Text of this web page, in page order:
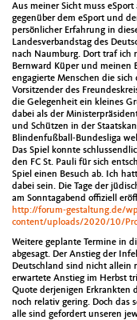
Aus meiner Sicht muss
gegenüber dem eSport und
persönlicher Erfahrung in
Landesverbandstag des
nach Naumburg. Dort traf ich
Bernward Küper und meinen
engagierte Menschen die
Vorsitzender des
die Gelegenheit ein kleines
dabei als der
und Schützen in der
Blindenfußball-Bundesliga
Das Spiel konnte
den FC St. Pauli für sich
Spiel einen Besuch ab. Ich
dabei sein. Die Tage der
am Sonntagabend offiziell
http://forum-gestaltung.de/
content/uploads/2020/10/
Weitere geplante Termine in
abgesagt. Der Anstieg der
Deutschland sind nicht allein
erwartete Anstieg im Herbst
Quote derjenigen Erkrankten
noch relativ gering. Doch das
alle sind gefordert unseren